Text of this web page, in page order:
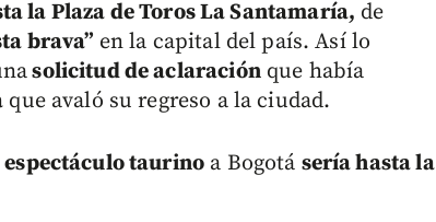
la Plaza de Toros La Santamaría, de
brava” en la capital del país. Así lo
solicitud de aclaraciónque había
que avaló su regreso a la ciudad.
espectáculo taurino a Bogotá sería hasta la